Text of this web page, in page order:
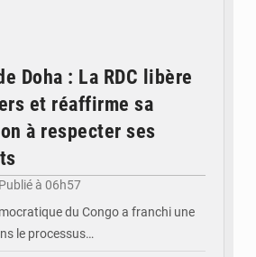
Doha : La RDC libère
et réaffirme sa
à respecter ses
Publié à 06h57
du Congo a franchi une
le processus…